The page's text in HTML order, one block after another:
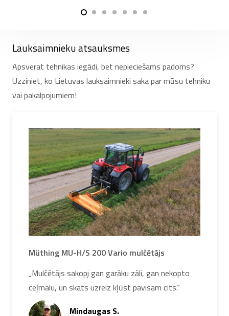
Lauksaimnieku atsauksmes
Apsverat tehnikas iegādi, bet nepieciešams padoms?
Uzziniet, ko Lietuvas lauksaimnieki saka par mūsu tehniku
vai pakalpojumiem!
Müthing MU-H/S 200 Vario mulčētājs
„Mulčētājs sakopj gan garāku zāli, gan nekopto
ceļmalu, un skats uzreiz kļūst pavisam cits.“
Mindaugas S.